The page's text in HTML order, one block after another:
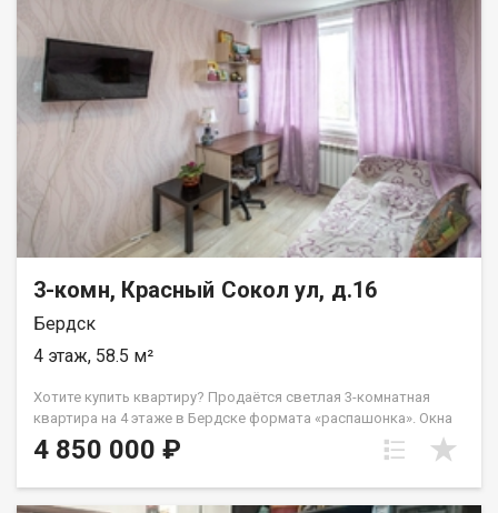
сад, рядом лицей № 6 школа, большой каток, шахматная
школа. Удобная транспортная развязка. Один собственник,
быстрый выход на сделку. Приглашаем на просмотр. Показ в
удобное для Вас время. Возможна покупка в ипотеку с
использованием материнского капитала Код пользователя:
181023 Номер в базе: 5423613
3-комн, Красный Сокол ул, д.16
Бердск
4 этаж, 58.5 м²
Хотите купить квартиру? Продаётся светлая 3-комнатная
квартира на 4 этаже в Бердске формата «распашонка». Окна
на две стороны — тихо, светло, всегда свежий воздух. ✅
Планировка и ремонт: • Изолированные комнаты • В двух
Комната, коридор, кухня и санузел— требуют ремонта: можно
4 850 000 ₽